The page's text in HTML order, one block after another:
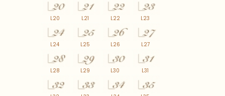
L20 L21 L22 L23
L24 L25 L26 L27
L28 L29 L30 L31